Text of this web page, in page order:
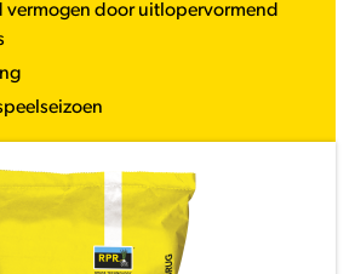
vermogen door uitlopervormend